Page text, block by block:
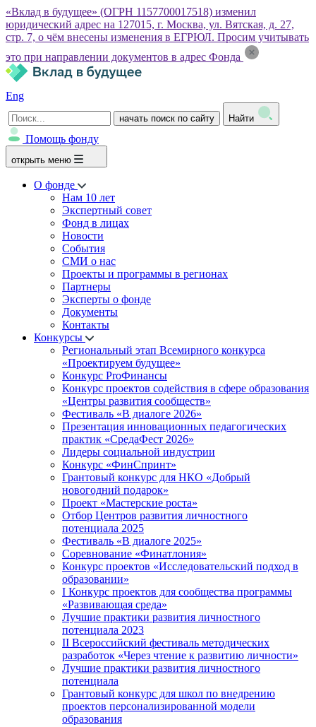
«Вклад в будущее» (ОГРН 1157700017518) изменил
юридический адрес на 127015, г. Москва, ул. Вятская, д. 27,
стр. 7, о чём внесены изменения в ЕГРЮЛ. Просим учитывать
это при направлении документов в адрес Фонда
Eng
начать поиск по сайту Найти
Помощь фонду
открыть меню
О фонде
Нам 10 лет
Экспертный совет
Фонд в лицах
Новости
События
СМИ о нас
Проекты и программы в регионах
Партнеры
Эксперты о фонде
Документы
Контакты
Конкурсы
Региональный этап Всемирного конкурса
«Проектируем будущее»
Конкурс ProФинансы
Конкурс проектов содействия в сфере образования
«Центры развития сообществ»
Фестиваль «В диалоге 2026»
Презентация инновационных педагогических
практик «СредаФест 2026»
Лидеры социальной индустрии
Конкурс «ФинСпринт»
Грантовый конкурс для НКО «Добрый
новогодний подарок»
Проект «Мастерские роста»
Отбор Центров развития личностного
потенциала 2025
Фестиваль «В диалоге 2025»
Соревнование «Финатлония»
Конкурс проектов «Исследовательский подход в
образовании»
I Конкурс проектов для сообщества программы
«Развивающая среда»
Лучшие практики развития личностного
потенциала 2023
II Всероссийский фестиваль методических
разработок «Через чтение к развитию личности»
Лучшие практики развития личностного
потенциала
Грантовый конкурс для школ по внедрению
проектов персонализированной модели
образования